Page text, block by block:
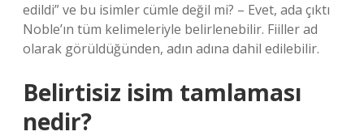
edildi” ve bu isimler cümle değil mi? – Evet, ada çıktı
Noble’ın tüm kelimeleriyle belirlenebilir. Fiiller ad
olarak görüldüğünden, adın adına dahil edilebilir.
Belirtisiz isim tamlaması
nedir?